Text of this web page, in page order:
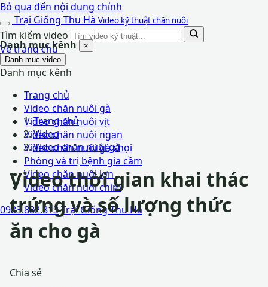
Bỏ qua đến nội dung chính
Trại Giống Thu Hà Video kỹ thuật chăn nuôi
Tìm kiếm video
Về trang chủ
Danh mục kênh
×
Danh mục video
Danh mục kênh
Trang chủ
Video chăn nuôi gà
Video chăn nuôi vịt
Video chăn nuôi ngan
Video chăn nuôi gà chọi
Phòng và trị bệnh gia cầm
Video chăn nuôi lợn
Video chăn nuôi chim
0983.882.813Trại Giống Thu Hà
Trang chủ
Video
Video chăn nuôi gà
Video thời gian khai thác
trứng và số lượng thức
ăn cho gà
Chia sẻ